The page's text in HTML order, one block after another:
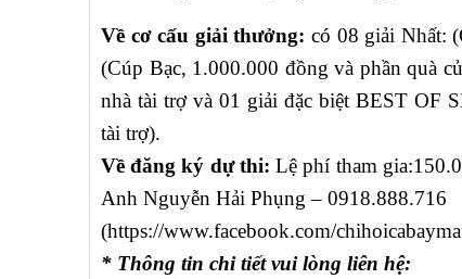
Về cơ cấu giải thưởng: có 08 giải Nhất:
(Cúp Bạc, 1.000.000 đồng và phần quà
nhà tài trợ và 01 giải đặc biệt BEST OF
tài trợ).
Về đăng ký dự thi: Lệ phí tham
Anh Nguyễn Hải Phụng – 0918.888.716
(https://www.facebook.com/
* Thông tin chi tiết vui lòng liên hệ: